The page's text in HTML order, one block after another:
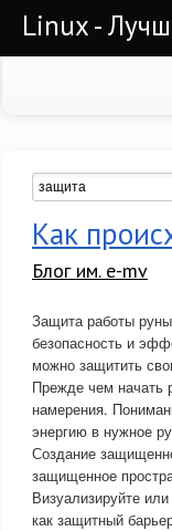
Linux -
Как
Блог им. e-mv
Защита работы
безопасность и
можно защитить
Прежде чем начать
намерения.
энергию в нужное
Создание
защищенное
Визуализируйте
как защитный